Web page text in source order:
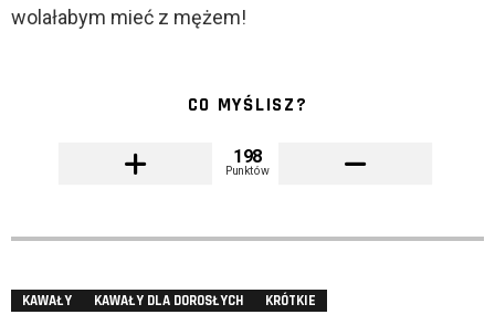
wolałabym mieć z mężem!
CO MYŚLISZ?
198
Punktów
KAWAŁY KAWAŁY DLA DOROSŁYCH KRÓTKIE